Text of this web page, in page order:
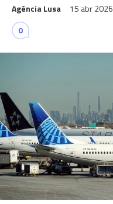
Agência Lusa 15 abr 2026
0